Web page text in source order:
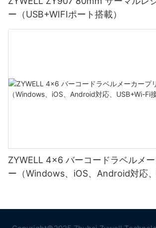
ー（USB+WIFIポート搭載）
ZYWELL 4x6 バーコードラベルメ
ー（Windows、iOS、Android対応